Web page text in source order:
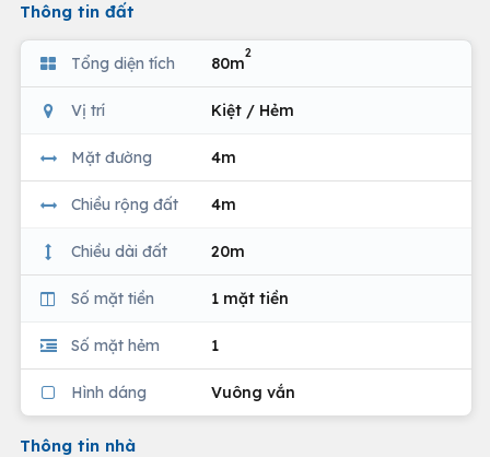
Thông tin đất
Tổng diện tích 80m
2
Vị trí Kiệt / Hẻm
Mặt đường 4m
Chiều rộng đất 4m
Chiều dài đất 20m
Số mặt tiền 1 mặt tiền
Số mặt hẻm 1
Hình dáng Vuông vắn
Thông tin nhà